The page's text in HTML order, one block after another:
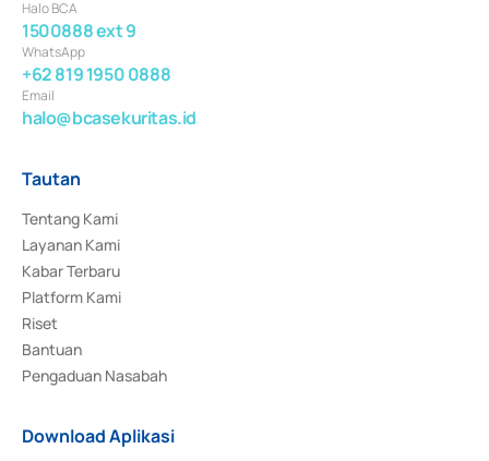
Halo BCA
1500888 ext 9
WhatsApp
+62 819 1950 0888
Email
halo@bcasekuritas.id
Tautan
Tentang Kami
Layanan Kami
Kabar Terbaru
Platform Kami
Riset
Bantuan
Pengaduan Nasabah
Download Aplikasi